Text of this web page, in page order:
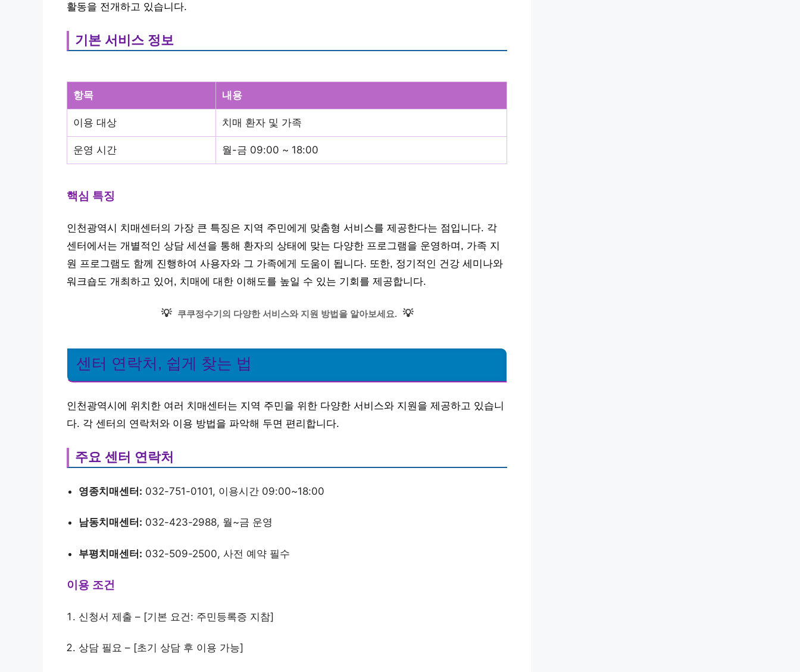
활동을 전개하고 있습니다.
기본 서비스 정보
항목 내용
이용 대상 치매 환자 및 가족
운영 시간 월-금 09:00 ~ 18:00
핵심 특징
인천광역시 치매센터의 가장 큰 특징은 지역 주민에게 맞춤형 서비스를 제공한다는 점입니다. 각
센터에서는 개별적인 상담 세션을 통해 환자의 상태에 맞는 다양한 프로그램을 운영하며, 가족 지
원 프로그램도 함께 진행하여 사용자와 그 가족에게 도움이 됩니다. 또한, 정기적인 건강 세미나와
워크숍도 개최하고 있어, 치매에 대한 이해도를 높일 수 있는 기회를 제공합니다.
💡 쿠쿠정수기의 다양한 서비스와 지원 방법을 알아보세요. 💡
센터 연락처, 쉽게 찾는 법
인천광역시에 위치한 여러 치매센터는 지역 주민을 위한 다양한 서비스와 지원을 제공하고 있습니
다. 각 센터의 연락처와 이용 방법을 파악해 두면 편리합니다.
주요 센터 연락처
영종치매센터: 032-751-0101, 이용시간 09:00~18:00
남동치매센터: 032-423-2988, 월~금 운영
부평치매센터: 032-509-2500, 사전 예약 필수
이용 조건
신청서 제출 – [기본 요건: 주민등록증 지참]
상담 필요 – [초기 상담 후 이용 가능]